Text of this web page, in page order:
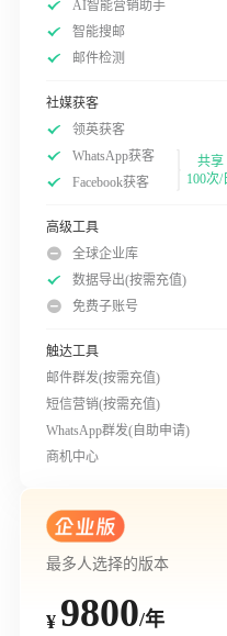
AI智能营销助手
智能搜邮
邮件检测
社媒获客
领英获客
WhatsApp获客
Facebook获客
共享
100次/
高级工具
全球企业库
数据导出(按需充值)
免费子账号
触达工具
邮件群发(按需充值)
短信营销(按需充值)
WhatsApp群发(自助申请)
商机中心
最多人选择的版本
¥ 9800/年